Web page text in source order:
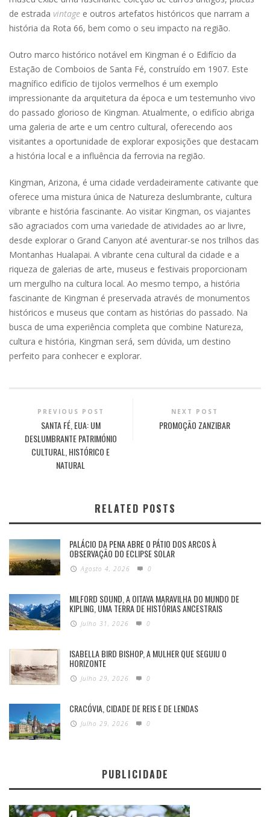
de estrada vintage e outros artefatos históricos que narram a
história da Rota 66, bem como o seu impacto na região.
Outro marco histórico notável em Kingman é o Edifício da
Estação de Comboios de Santa Fé, construído em 1907. Este
magnífico edifício de tijolos vermelhos é um exemplo
impressionante da arquitetura da época e um testemunho vivo
do passado glorioso de Kingman. Atualmente, o edifício abriga
uma galeria de arte e um centro cultural, oferecendo aos
visitantes a oportunidade de explorar exposições que destacam
a história local e a influência da ferrovia na região.
Kingman, Arizona, é uma cidade verdadeiramente cativante que
oferece uma mistura única de Natureza deslumbrante, cultura
vibrante e história fascinante. Ao visitar Kingman, os viajantes
são agraciados com uma variedade de atividades ao ar livre,
desde explorar o Grand Canyon até aventurar-se nos trilhos das
Montanhas Hualapai. A vibrante cena cultural da cidade e a
riqueza de galerias de arte, museus e festivais proporcionam
um mergulho na cultura local. Ao mesmo tempo, a história
fascinante de Kingman é preservada através de monumentos
históricos e museus que contam as histórias do passado. Na
busca de uma experiência completa que combine Natureza,
cultura e história, Kingman será, sem dúvida, um destino
perfeito para conhecer e explorar.
PREVIOUS POST
SANTA FÉ, EUA: UM
DESLUMBRANTE PATRIMÓNIO
CULTURAL, HISTÓRICO E
NATURAL
NEXT POST
PROMOÇÃO ZANZIBAR
RELATED POSTS
PALÁCIO DA PENA ABRE O PÁTIO DOS ARCOS À
OBSERVAÇÃO DO ECLIPSE SOLAR
Agosto 4, 2026 0
MILFORD SOUND, A OITAVA MARAVILHA DO MUNDO DE
KIPLING, UMA TERRA DE HISTÓRIAS ANCESTRAIS
Julho 31, 2026 0
ISABELLA BIRD BISHOP, A MULHER QUE SEGUIU O
HORIZONTE
Julho 29, 2026 0
CRACÓVIA, CIDADE DE REIS E DE LENDAS
Julho 29, 2026 0
PUBLICIDADE